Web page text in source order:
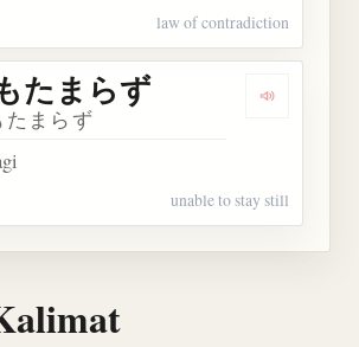
law of contradiction
Dengarkan
たまらず
まらず
unable to stay still